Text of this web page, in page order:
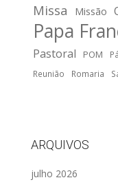
Missa Missão
Papa
Pastoral
POM
Reunião Romaria
ARQUIVOS
julho 2026